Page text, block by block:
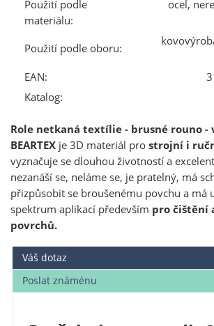
Použití podle
materiálu:
ocel,
Použití podle oboru:
EAN:
Katalog:
Role netkaná textílie - brusné rouno -
BEARTEX je 3D materiál prostrojní i
vyznačuje se dlouhou životností a
nezanáší se, neláme se, je pratelný, má
přizpůsobit se broušenému povchu a má
spektrum aplikací především pro čištění
povrchů.
Váš dotaz
Poslat známénu